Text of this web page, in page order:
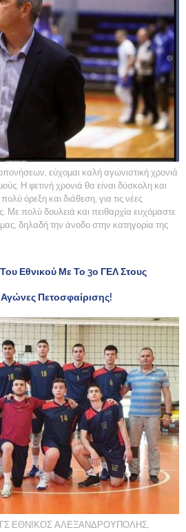
εύχομαι καλή αγωνιστική χρονιά
Η φετινή χρονιά θα είναι δύσκολη και
όρεξη και διάθεση, για τις νέες
Με πολύ δουλειά και πειθαρχία ευχόμαστε
δηλαδή την άνοδο στην κατηγορία της
Εθνικού Με Το 3ο ΓΕΛ Στους
Πετοσφαίρισης!
ΜΓΣ ΕΘΝΙΚΟΣ ΑΛΕΞΑΝΔΡΟΥΠΟΛΗΣ,